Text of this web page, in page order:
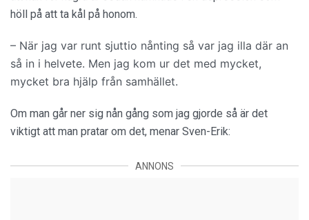
höll på att ta kål på honom.
– När jag var runt sjuttio nånting så var jag illa där an
så in i helvete. Men jag kom ur det med mycket,
mycket bra hjälp från samhället.
Om man går ner sig nån gång som jag gjorde så är det
viktigt att man pratar om det, menar Sven-Erik:
ANNONS